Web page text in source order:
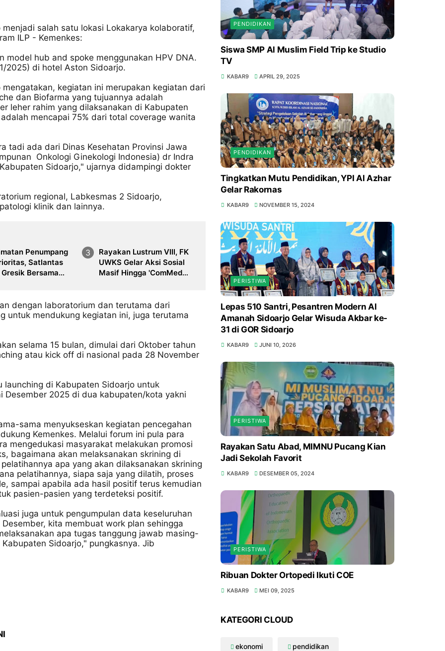
salah satu lokasi Lokakarya kolaboratif,
ILP - Kemenkes:
model hub and spoke menggunakan HPV DNA.
2025) di hotel Aston Sidoarjo.
kegiatan ini merupakan kegiatan dari
dan Biofarma yang tujuannya adalah
leher rahim yang dilaksanakan di Kabupaten
mencapai 75% dari total coverage wanita
tadi ada dari Dinas Kesehatan Provinsi Jawa
Onkologi Ginekologi Indonesia) dr Indra
Sidoarjo," ujarnya didampingi dokter
regional, Labkesmas 2 Sidoarjo,
klinik dan lainnya.
Penumpang
Satlantas
Bersama
Rayakan Lustrum VIII, FK
UWKS Gelar Aksi Sosial
Masif Hingga 'ComMed
dengan laboratorium dan terutama dari
untuk mendukung kegiatan ini, juga terutama
selama 15 bulan, dimulai dari Oktober tahun
atau kick off di nasional pada 28 November
di Kabupaten Sidoarjo untuk
Desember 2025 di dua kabupaten/kota yakni
sama menyukseskan kegiatan pencegahan
Kemenkes. Melalui forum ini pula para
mengedukasi masyarakat melakukan promosi
bagaimana akan melaksanakan skrining di
apa yang akan dilaksanakan skrining
pelatihannya, siapa saja yang dilatih, proses
sampai apabila ada hasil positif terus kemudian
pasien-pasien yang terdeteksi positif.
juga untuk pengumpulan data keseluruhan
kita membuat work plan sehingga
apa tugas tanggung jawab masing-
Sidoarjo," pungkasnya. Jib
PENDIDIKAN
Siswa SMP Al Muslim Field Trip ke Studio
TV
KABAR9 APRIL 29, 2025
PENDIDIKAN
Tingkatkan Mutu Pendidikan, YPI Al Azhar
Gelar Rakornas
KABAR9 NOVEMBER 15, 2024
PERISTIWA
Lepas 510 Santri, Pesantren Modern Al
Amanah Sidoarjo Gelar Wisuda Akbar ke-
31 di GOR Sidoarjo
KABAR9 JUNI 10, 2026
PERISTIWA
Rayakan Satu Abad, MIMNU Pucang Kian
Jadi Sekolah Favorit
KABAR9 DESEMBER 05, 2024
PERISTIWA
Ribuan Dokter Ortopedi Ikuti COE
KABAR9 MEI 09, 2025
KATEGORI CLOUD
ekonomi pendidikan